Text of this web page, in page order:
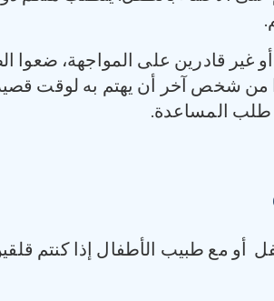
غير قادرين على المواجهة، ضعوا
من شخص آخر أن يهتم به لوقت
طلب المساعدة.
أو مع طبيب الأطفال إذا كنتم